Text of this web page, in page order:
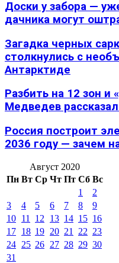
Доски у забора —
дачника могут
Загадка черных
столкнулись с
Антарктиде
Разбить на 12 зон и
Медведев
Россия построит
2036 году — зачем
Август 2020
Пн Вт Ср Чт Пт Сб Вс
1
2
3
4 5 6 7 8
9
10 11 12 13 14 15 16
17 18 19 20 21 22 23
24 25 26 27 28 29 30
31